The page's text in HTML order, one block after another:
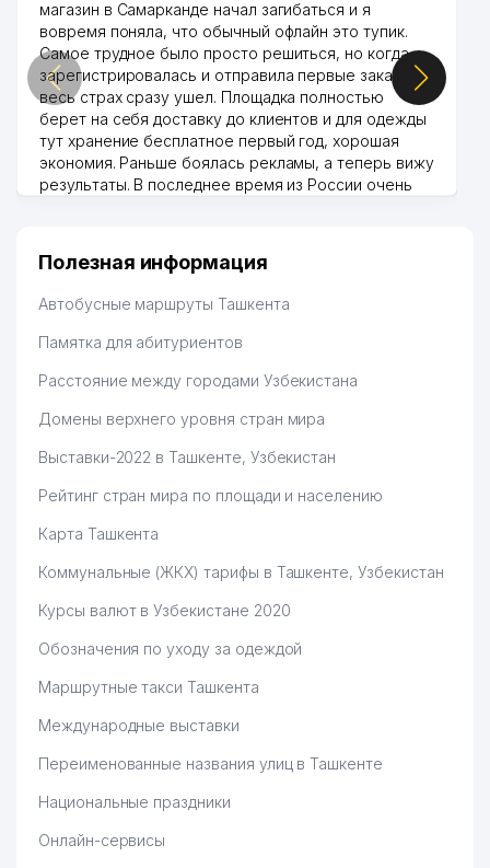
42 GRAND TOUR VOYAGE ООО 791 м
43
МУЗЕЙ ЗДРАВООХРАНЕНИЯ
УЗБЕКИСТАНА
795 м
44 KANSLER ООО 807 м
45 ELIUS ООО 821 м
49
KHS GmbH TASHKENT
ПРЕДСТАВИТЕЛЬСТВО
ООО
51 GIZA FASHION HOUSE ООО
ИНСТИТУТ ИСТОРИИ
АКАДЕМИИ НАУК РЕСПУБЛИКИ
54
GROUP ПРЕДСТАВИТЕЛЬСТВО
55 ADVERTISING GUIDE ООО
QULMATOVA DILDORA
XAMZAYEVNA ИндП
57
ИНСТИТУТ ИММУНОЛОГИИ И
магазин в Самарканде начал загибаться и я
вовремя поняла, что обычный офлайн это тупик.
Самое трудное было просто решиться, но когда
зарегистрировалась и отправила первые заказы,
весь страх сразу ушел. Площадка полностью
берет на себя доставку до клиентов и для одежды
тут хранение бесплатное первый год, хорошая
экономия. Раньше боялась рекламы, а теперь вижу
результаты. В последнее время из России очень
Hamida 03.08.2026 12:45:39
Полезная информация
Автобусные маршруты Ташкента
Памятка для абитуриентов
Расстояние между городами Узбекистана
Домены верхнего уровня стран мира
Выставки-2022 в Ташкенте, Узбекистан
Рейтинг стран мира по площади и населению
Карта Ташкента
Коммунальные (ЖКХ) тарифы в Ташкенте, Узбекистан
Курсы валют в Узбекистане 2020
Обозначения по уходу за одеждой
Маршрутные такси Ташкента
Международные выставки
Переименованные названия улиц в Ташкенте
Национальные праздники
Онлайн-сервисы